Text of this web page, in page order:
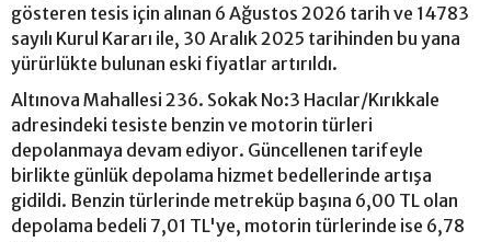
gösteren tesis için alınan 6 Ağustos 2026 tarih ve 14783
sayılı Kurul Kararı ile, 30 Aralık 2025 tarihinden bu yana
yürürlükte bulunan eski fiyatlar artırıldı.
Altınova Mahallesi 236. Sokak No:3 Hacılar/Kırıkkale
adresindeki tesiste benzin ve motorin türleri
depolanmaya devam ediyor. Güncellenen tarifeyle
birlikte günlük depolama hizmet bedellerinde artışa
gidildi. Benzin türlerinde metreküp başına 6,00 TL olan
depolama bedeli 7,01 TL'ye, motorin türlerinde ise 6,78